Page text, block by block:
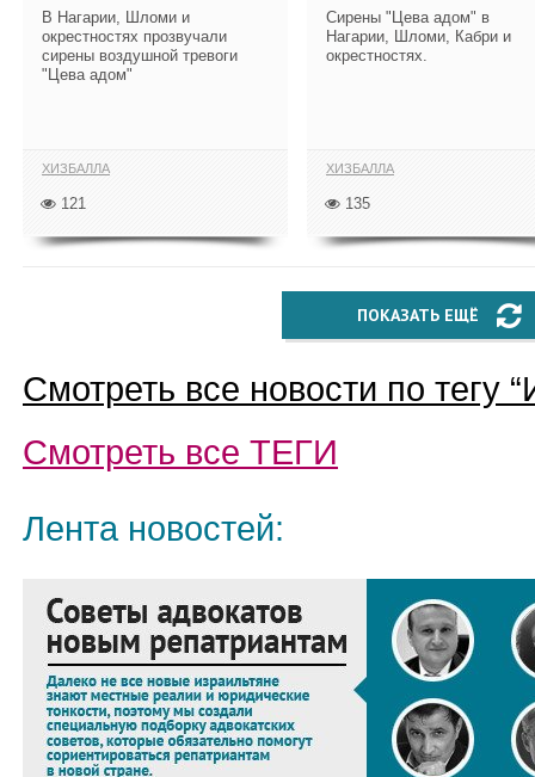
В Нагарии, Шломи и
окрестностях прозвучали
сирены воздушной тревоги
"Цева адом"
ХИЗБАЛЛА
121
Cирены "Цева адом" в
Нагарии, Шломи, Кабри и
окрестностях.
ХИЗБАЛЛА
135
ПОКАЗАТЬ ЕЩЁ
Смотреть все новости по тегу “
Смотреть все ТЕГИ
Лента новостей: